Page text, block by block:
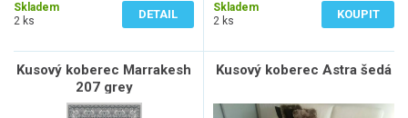
Skladem
2 ks
DETAIL
Skladem
2 ks
KOUPIT
Kusový koberec Marrakesh
207 grey
Kusový koberec Astra šedá